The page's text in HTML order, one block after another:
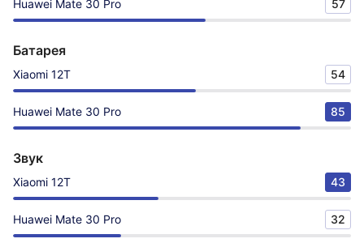
Huawei Mate 30 Pro 57
Батарея
Xiaomi 12T 54
Huawei Mate 30 Pro 85
Звук
Xiaomi 12T 43
Huawei Mate 30 Pro 32